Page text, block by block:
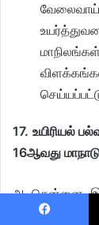
17. உயிரியல்
16ஆவது
அ. சென்னை,